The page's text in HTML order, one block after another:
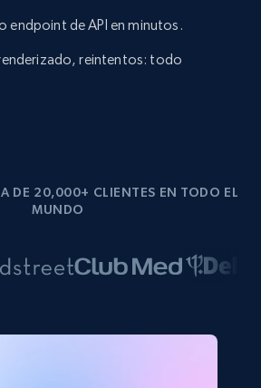
endpoint de API en minutos.
reintentos: todo
DE 20,000+ CLIENTES EN TODO EL
MUNDO